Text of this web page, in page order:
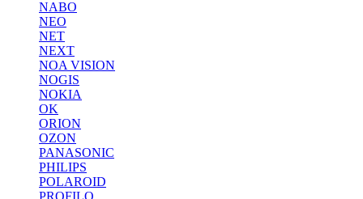
NABO
NEO
NET
NEXT
NOA VISION
NOGIS
NOKIA
OK
ORION
OZON
PANASONIC
PHILIPS
POLAROID
PROFILO